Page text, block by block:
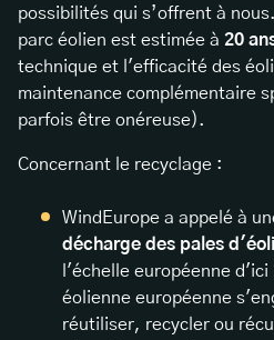
possibilités qui s’offrent à
parc éolien est estimée à 20
technique et l'efficacité des
maintenance complémentaire
parfois être onéreuse).
Concernant le recyclage :
WindEurope a appelé à
décharge des pales
l'échelle européenne
éolienne européenne
réutiliser, recycler ou